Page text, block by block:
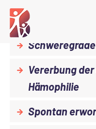
Hämophilie
Vererbung der
Hämophilie
Spontan